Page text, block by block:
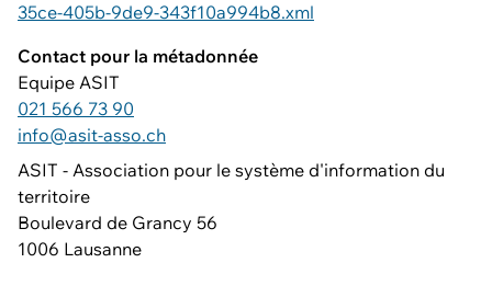
35ce-405b-9de9-343f10a994b8.xml
Contact pour la métadonnée
Equipe ASIT
021 566 73 90
info@asit-asso.ch
ASIT - Association pour le système d'information du
territoire
Boulevard de Grancy 56
1006 Lausanne